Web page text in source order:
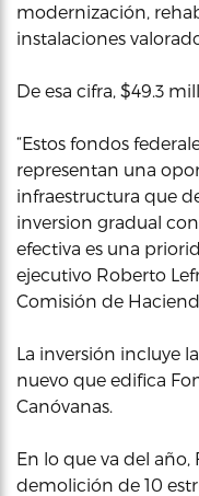
modernización,
instalaciones
De esa cifra, $49.3
“Estos fondos
representan una
infraestructura que
inversion gradual
efectiva es una
ejecutivo Roberto
Comisión de
La inversión incluye
nuevo que edifica
Canóvanas.
En lo que va del
demolición de 10